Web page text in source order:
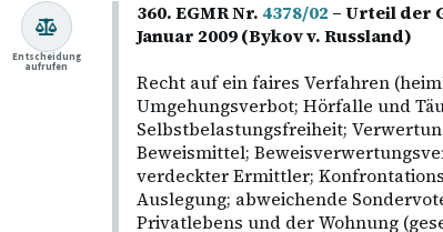
360. EGMR Nr. 4378/02 – Urteil der
Januar 2009 (Bykov v. Russland)
Recht auf ein faires Verfahren
Umgehungsverbot; Hörfalle und
Selbstbelastungsfreiheit;
Beweismittel;
verdeckter Ermittler;
Auslegung; abweichende
Privatlebens und der Wohnung
Entscheidung
aufrufen